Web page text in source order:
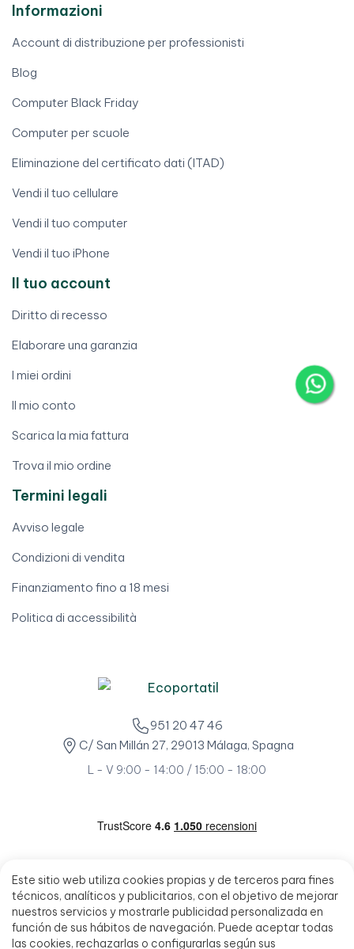
Este sitio web utiliza cookies propias y de terceros para fines
técnicos, analíticos y publicitarios, con el objetivo de mejorar
nuestros servicios y mostrarle publicidad personalizada en
función de sus hábitos de navegación. Puede aceptar todas
las cookies, rechazarlas o configurarlas según sus
Informazioni
Account di distribuzione per professionisti
Blog
Computer Black Friday
Computer per scuole
Eliminazione del certificato dati (ITAD)
Vendi il tuo cellulare
Vendi il tuo computer
Vendi il tuo iPhone
Il tuo account
Diritto di recesso
Elaborare una garanzia
I miei ordini
Il mio conto
Scarica la mia fattura
Trova il mio ordine
Termini legali
Avviso legale
Condizioni di vendita
Finanziamento fino a 18 mesi
Politica di accessibilità
951 20 47 46
C/ San Millán 27, 29013 Málaga, Spagna
L - V 9:00 - 14:00 / 15:00 - 18:00